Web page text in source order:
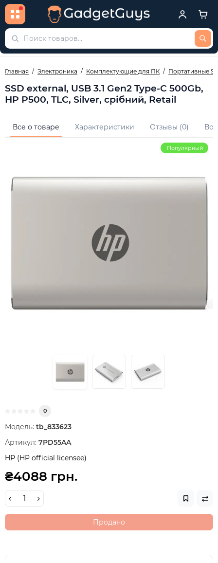
Главная Электроника Комплектующие для ПК Портативные
SSD external, USB 3.1 Gen2 Type-C 500Gb,
HP P500, TLC, Silver, срібний, Retail
Все о товаре Характеристики Отзывы (0)
Популярный
0
Модель: tb_833623
Артикул: 7PD55AA
HP (HP official licensee)
₴4088 грн.
Продано